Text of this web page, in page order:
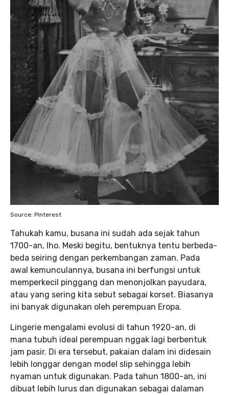
Source: Pinterest
Tahukah kamu, busana ini sudah ada sejak tahun
1700-an, lho. Meski begitu, bentuknya tentu berbeda-
beda seiring dengan perkembangan zaman. Pada
awal kemunculannya, busana ini berfungsi untuk
memperkecil pinggang dan menonjolkan payudara,
atau yang sering kita sebut sebagai korset. Biasanya
ini banyak digunakan oleh perempuan Eropa.
Lingerie mengalami evolusi di tahun 1920-an, di
mana tubuh ideal perempuan nggak lagi berbentuk
jam pasir. Di era tersebut, pakaian dalam ini didesain
lebih longgar dengan model slip sehingga lebih
nyaman untuk digunakan. Pada tahun 1800-an, ini
dibuat lebih lurus dan digunakan sebagai dalaman